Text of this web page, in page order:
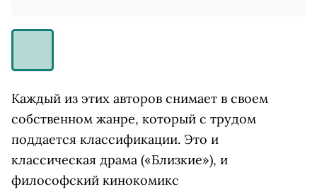
Каждый из этих авторов снимает в своем
собственном жанре, который с трудом
поддается классификации. Это и
классическая драма («Близкие»), и
философский кинокомикс